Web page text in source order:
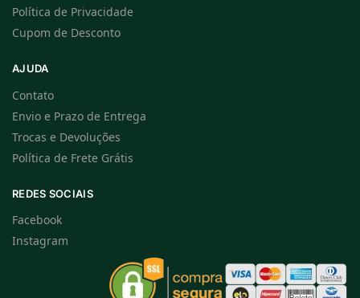
Política de Privacidade
Cupom de Desconto
AJUDA
Contato
Envio e Prazo de Entrega
Trocas e Devoluções
Política de Frete Grátis
REDES SOCIAIS
Facebook
Instagram